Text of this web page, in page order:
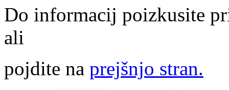
Do informacij poizkusite
ali
pojdite na prejšnjo stran.